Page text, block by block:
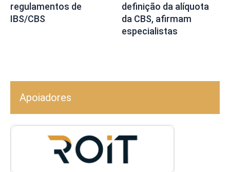
regulamentos de
IBS/CBS
definição da alíquota
da CBS, afirmam
especialistas
Apoiadores